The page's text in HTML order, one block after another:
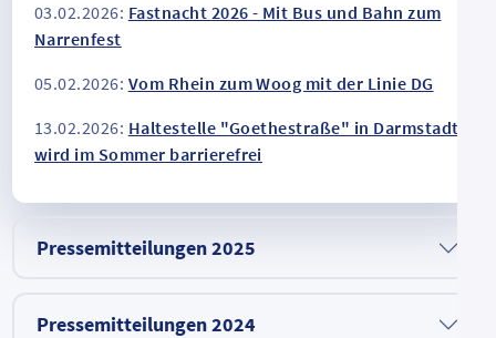
03.02.2026: Fastnacht 2026 - Mit Bus und Bahn zum
Narrenfest
05.02.2026: Vom Rhein zum Woog mit der Linie DG
13.02.2026: Haltestelle "Goethestraße" in Darmstadt
wird im Sommer barrierefrei
Pressemitteilungen 2025
Pressemitteilungen 2024